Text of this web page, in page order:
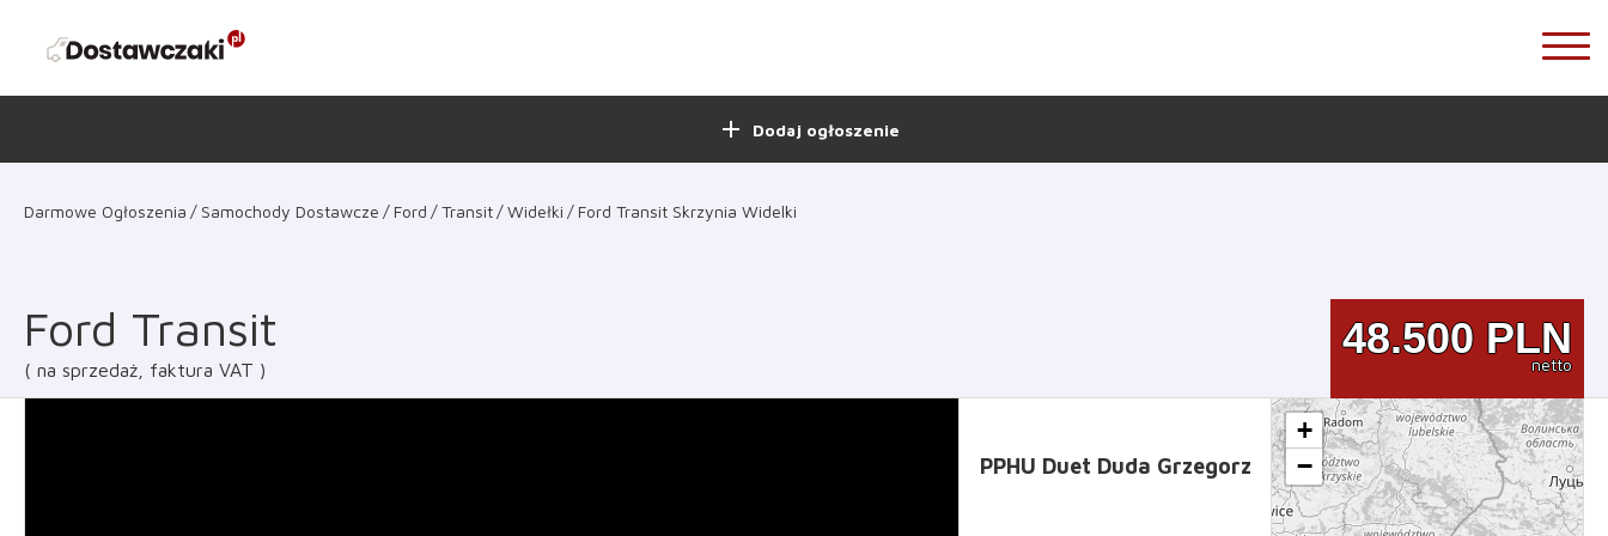
add Dodaj ogłoszenie
Darmowe Ogłoszenia Samochody Dostawcze Ford Transit Widełki Ford Transit Skrzynia Widelki
Ford Transit
na sprzedaż, faktura VAT
48.500 PLN
netto
PPHU Duet Duda Grzegorz
+
−